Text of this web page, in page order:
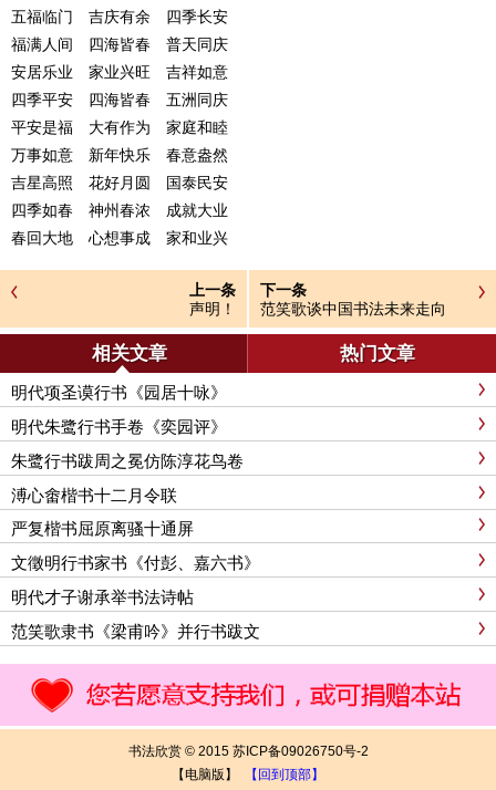
五福临门 吉庆有余 四季长安
福满人间 四海皆春 普天同庆
安居乐业 家业兴旺 吉祥如意
四季平安 四海皆春 五洲同庆
平安是福 大有作为 家庭和睦
万事如意 新年快乐 春意盎然
吉星高照 花好月圆 国泰民安
四季如春 神州春浓 成就大业
春回大地 心想事成 家和业兴
上一条
声明！
下一条
范笑歌谈中国书法未来走向
相关文章 热门文章
明代项圣谟行书《园居十咏》
明代朱鹭行书手卷《奕园评》
朱鹭行书跋周之冕仿陈淳花鸟卷
溥心畬楷书十二月令联
严复楷书屈原离骚十通屏
文徵明行书家书《付彭、嘉六书》
明代才子谢承举书法诗帖
范笑歌隶书《梁甫吟》并行书跋文
书法欣赏 © 2015 苏ICP备09026750号-2
【电脑版】
【回到顶部】